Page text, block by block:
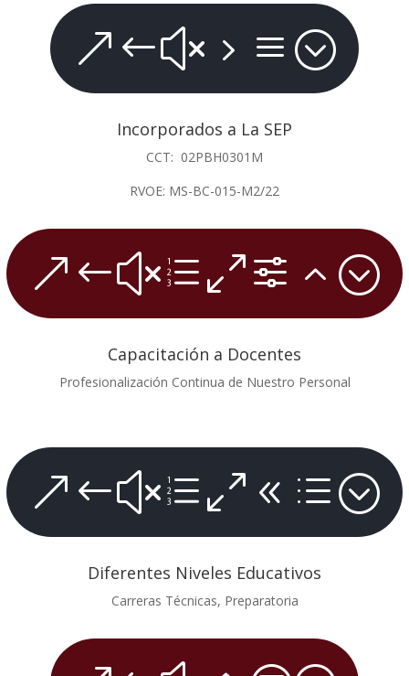
&#x5a;
Incorporados a La SEP
CCT: 02PBH0301M
RVOE: MS-BC-015-M2/22
&#xe0f2;
Capacitación a Docentes
Profesionalización Continua de Nuestro Personal
&#xe08d;
Diferentes Niveles Educativos
Carreras Técnicas, Preparatoria